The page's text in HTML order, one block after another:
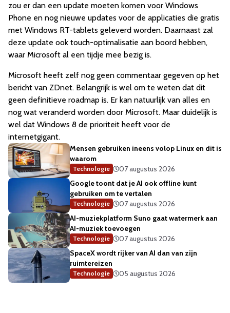
zou er dan een update moeten komen voor Windows
Phone en nog nieuwe updates voor de applicaties die gratis
met Windows RT-tablets geleverd worden. Daarnaast zal
deze update ook touch-optimalisatie aan boord hebben,
waar Microsoft al een tijdje mee bezig is.
Microsoft heeft zelf nog geen commentaar gegeven op het
bericht van ZDnet. Belangrijk is wel om te weten dat dit
geen definitieve roadmap is. Er kan natuurlijk van alles en
nog wat veranderd worden door Microsoft. Maar duidelijk is
wel dat Windows 8 de prioriteit heeft voor de
internetgigant.
Mensen gebruiken ineens volop Linux en dit is
waarom
Technologie
07 augustus 2026
Google toont dat je AI ook offline kunt
gebruiken om te vertalen
Technologie
07 augustus 2026
AI-muziekplatform Suno gaat watermerk aan
AI-muziek toevoegen
Technologie
07 augustus 2026
SpaceX wordt rijker van AI dan van zijn
ruimtereizen
Technologie 05 augustus 2026